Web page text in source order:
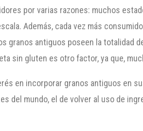
por varias razones: muchos
Además, cada vez más
granos antiguos poseen la totalidad
sin gluten es otro factor, ya que,
en incorporar granos antiguos en
del mundo, el de volver al uso de